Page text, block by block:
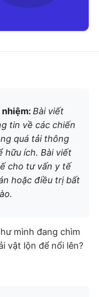
Bài viết
tin về các chiến
quá tải thông
hữu ích. Bài viết
cho tư vấn y tế
hoặc điều trị bất
mình đang chìm
vật lộn để nổi lên?